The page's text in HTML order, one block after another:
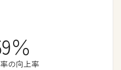
％
の向上率